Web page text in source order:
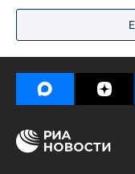
Киевская область